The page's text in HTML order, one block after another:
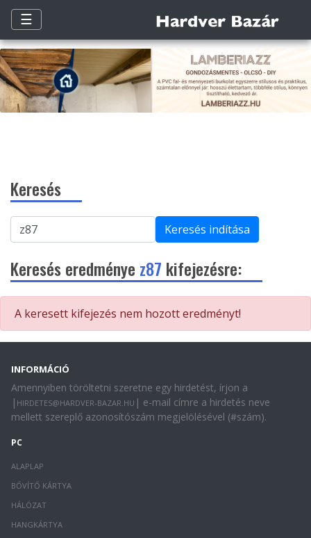
☰
Keresés
Keresés indítása
Keresés eredménye z87 kifejezésre:
A keresett kifejezés nem hozott eredményt!
INFORMÁCIÓ
Amennyiben töröltetni szeretne egy hirdetést, írjon a
| HIRDETES@HARDVER-BAZAR.HU | e-mail címre a hirdetés neve
mellett szereplő azonosítószám megjelölésével (#szám).
PC
ALAPLAP
BŐVÍTŐ KÁRTYA
HÁLÓZAT
HANGKÁRTYA